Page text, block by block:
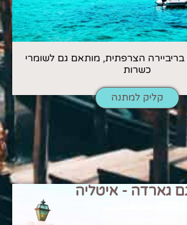
בריביירה הצרפתית, מותאם גם לשומרי
כשרות
קליק למתנה
גארדה - איטליה